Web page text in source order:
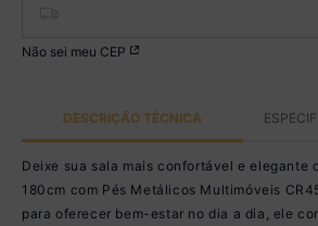
Não sei meu CEP
DESCRIÇÃO TÉCNICA
Deixe sua sala mais confortável e elegante
180cm com Pés Metálicos Multimóveis
para oferecer bem-estar no dia a dia, ele